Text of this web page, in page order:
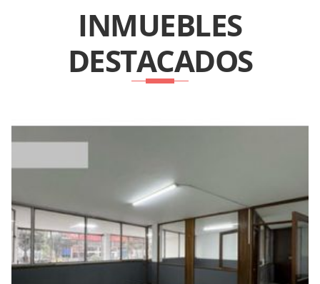
INMUEBLES
DESTACADOS